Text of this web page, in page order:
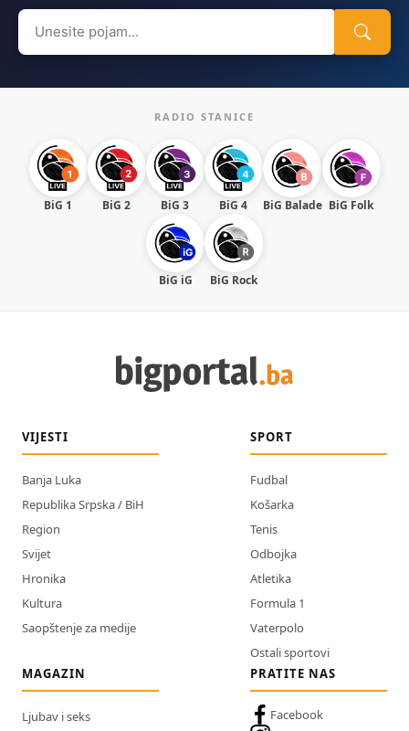
Search
for:
RADIO STANICE
BiG 1 BiG 2 BiG 3 BiG 4 BiG Balade BiG Folk
BiG iG BiG Rock
VIJESTI
Banja Luka
Republika Srpska / BiH
Region
Svijet
Hronika
Kultura
Saopštenje za medije
SPORT
Fudbal
Košarka
Tenis
Odbojka
Atletika
Formula 1
Vaterpolo
Ostali sportovi
MAGAZIN
Ljubav i seks
PRATITE NAS
Facebook